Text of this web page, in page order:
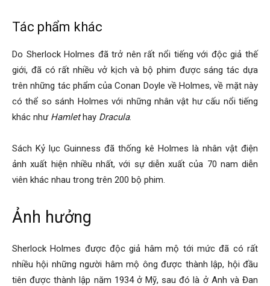
Tác phẩm khác
Do Sherlock Holmes đã trở nên rất nổi tiếng với độc giả thế
giới, đã có rất nhiều vở kịch và bộ phim được sáng tác dựa
trên những tác phẩm của Conan Doyle về Holmes, về mặt này
có thể so sánh Holmes với những nhân vật hư cấu nổi tiếng
khác như Hamlethay Dracula.
Sách Kỷ lục Guinness đã thống kê Holmes là nhân vật điện
ảnh xuất hiện nhiều nhất, với sự diễn xuất của 70 nam diễn
viên khác nhau trong trên 200 bộ phim.
Ảnh hưởng
Sherlock Holmes được độc giả hâm mộ tới mức đã có rất
nhiều hội những người hâm mộ ông được thành lập, hội đầu
tiên được thành lập năm 1934 ở Mỹ, sau đó là ở Anh và Đan